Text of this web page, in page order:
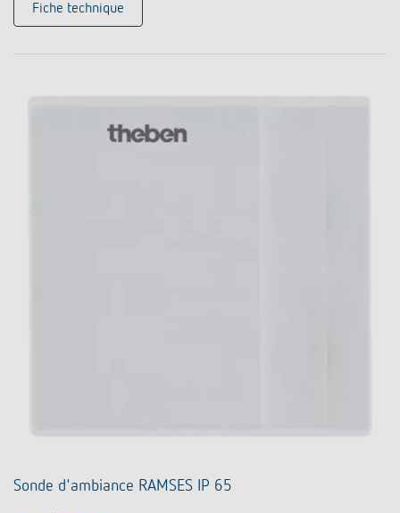
Fiche technique
Sonde d'ambiance RAMSES IP 65